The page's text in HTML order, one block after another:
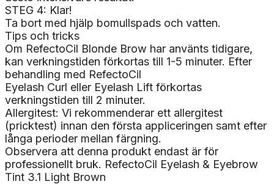
STEG 4: Klar!
Ta bort med hjälp bomullspads och vatten.
Tips och tricks
Om RefectoCil Blonde Brow har använts tidigare,
kan verkningstiden förkortas till 1-5 minuter. Efter
behandling med RefectoCil
Eyelash Curl eller Eyelash Lift förkortas
verkningstiden till 2 minuter.
Allergitest: Vi rekommenderar ett allergitest
(pricktest) innan den första appliceringen samt efter
långa perioder mellan färgning.
Observera att denna produkt endast är för
professionellt bruk. RefectoCil Eyelash & Eyebrow
Tint 3.1 Light Brown